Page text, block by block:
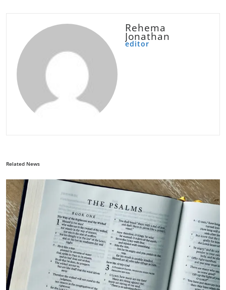
Rehema
Jonathan
editor
Related News